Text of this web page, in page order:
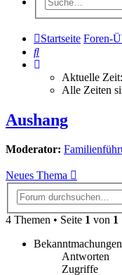
Startseite Foren-
Suche
Aktuelle
Alle Zeiten
Aushang
Moderator:
Neues Thema
4 Themen • Seite 1 von 1
Bekanntmachungen
Antworten
Zugriffe